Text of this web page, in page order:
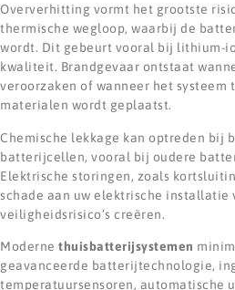
Oververhitting vormt het grootste
thermische wegloop, waarbij de
wordt. Dit gebeurt vooral bij lithium-
kwaliteit. Brandgevaar ontstaat
veroorzaken of wanneer het systeem
materialen wordt geplaatst.
Chemische lekkage kan optreden bij
batterijcellen, vooral bij oudere
Elektrische storingen, zoals
schade aan uw elektrische installatie
veiligheidsrisico’s creëren.
Moderne thuisbatterijsystemen
geavanceerde batterijtechnologie,
temperatuursensoren, automatische